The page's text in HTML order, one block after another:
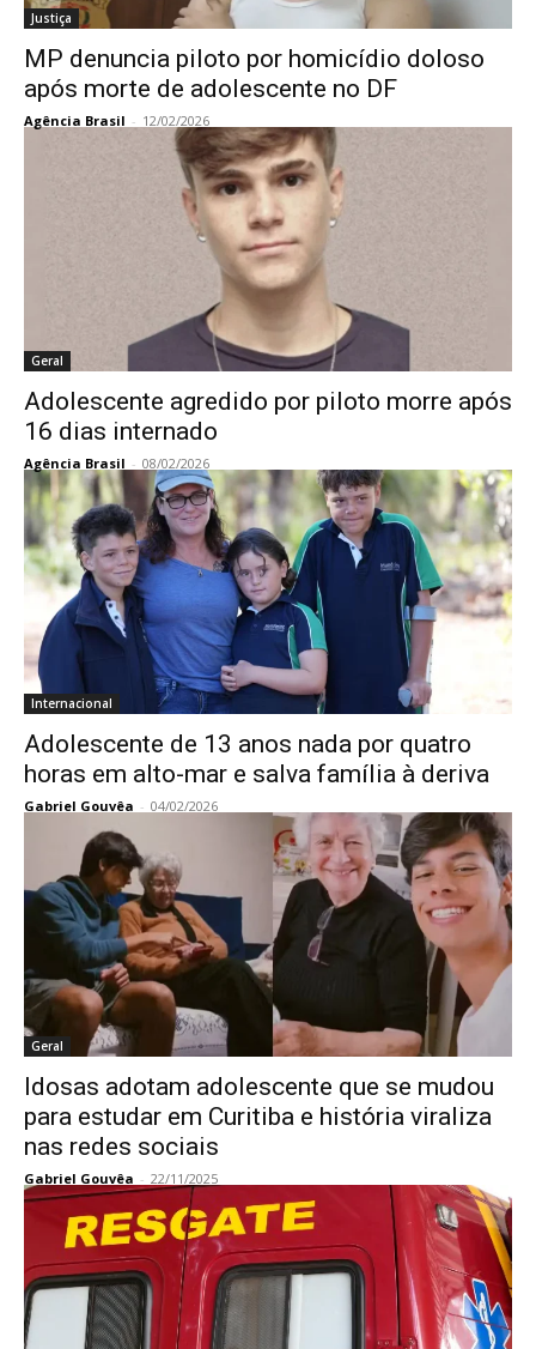
Justiça
MP denuncia piloto por homicídio doloso
após morte de adolescente no DF
Agência Brasil - 12/02/2026
Geral
Adolescente agredido por piloto morre após
16 dias internado
Agência Brasil - 08/02/2026
Internacional
Adolescente de 13 anos nada por quatro
horas em alto-mar e salva família à deriva
Gabriel Gouvêa - 04/02/2026
Geral
Idosas adotam adolescente que se mudou
para estudar em Curitiba e história viraliza
nas redes sociais
Gabriel Gouvêa - 22/11/2025